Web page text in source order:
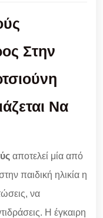
Στην
Να
αποτελεί μία από
παιδική ηλικία η
να
Η έγκαιρη